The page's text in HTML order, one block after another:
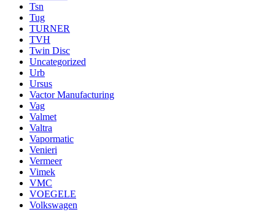
Tsn
Tug
TURNER
TVH
Twin Disc
Uncategorized
Urb
Ursus
Vactor Manufacturing
Vag
Valmet
Valtra
Vapormatic
Venieri
Vermeer
Vimek
VMC
VOEGELE
Volkswagen